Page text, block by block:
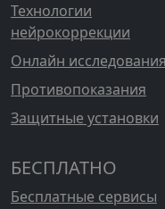
Технологии
нейрокоррекции
Онлайн исследования
Противопоказания
Защитные установки
БЕСПЛАТНО
Бесплатные сервисы